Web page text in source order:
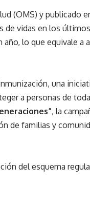
(OMS) y publicado
de vidas en los
lo que equivale a
una
a personas de
, la
de familias y
del esquema